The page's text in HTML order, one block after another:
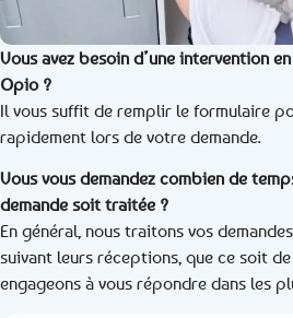
Vous avez besoin d’une intervention
Opio ?
Il vous suffit de remplir le formulaire
rapidement lors de votre demande.
Vous vous demandez combien de
demande soit traitée ?
En général, nous traitons vos
suivant leurs réceptions, que ce soit
engageons à vous répondre dans les